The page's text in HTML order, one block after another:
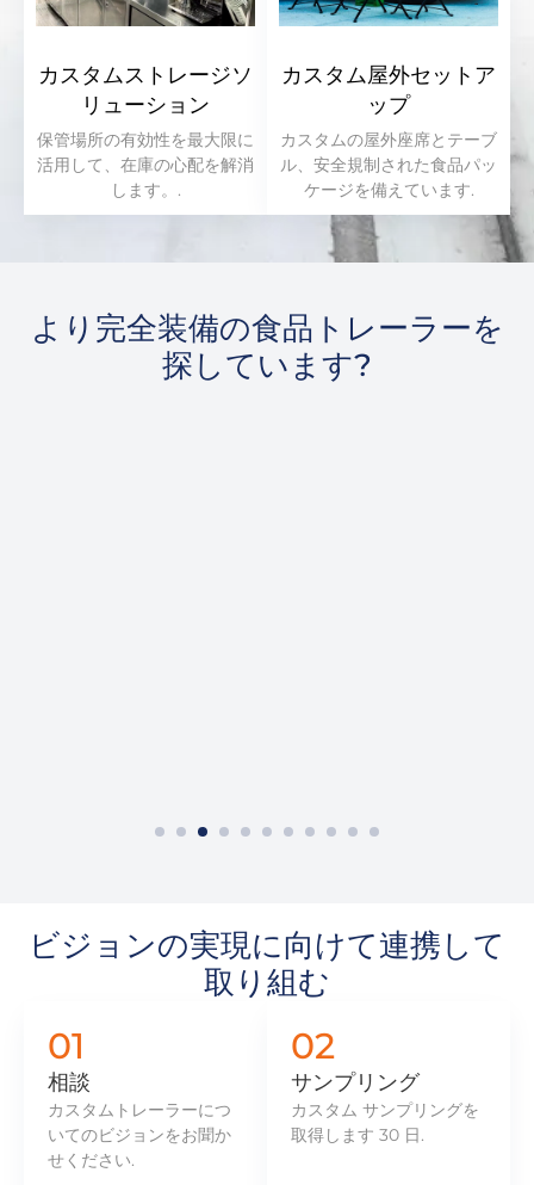
カスタムストレージソ
リューション
保管場所の有効性を最大限に
活用して、在庫の心配を解消
します。.
カスタム屋外セットア
ップ
カスタムの屋外座席とテーブ
ル、安全規制された食品パッ
ケージを備えています.
より完全装備の食品トレーラーを
探しています?
ビジョンの実現に向けて連携して
取り組む
01
相談
カスタムトレーラーにつ
いてのビジョンをお聞か
せください.
02
サンプリング
カスタム サンプリングを
取得します 30 日.